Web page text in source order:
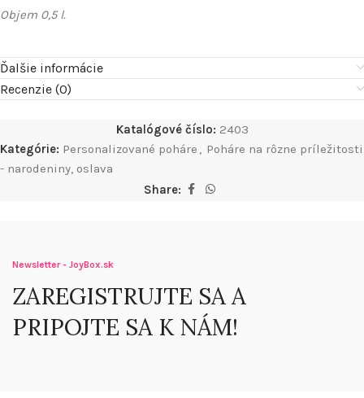
Objem 0,5 l.
Ďalšie informácie
Recenzie (0)
Katalógové číslo: 2403
Kategórie: Personalizované poháre , Poháre na rôzne príležitosti
- narodeniny, oslava
Share:
Newsletter - JoyBox.sk
ZAREGISTRUJTE SA A
PRIPOJTE SA K NÁM!